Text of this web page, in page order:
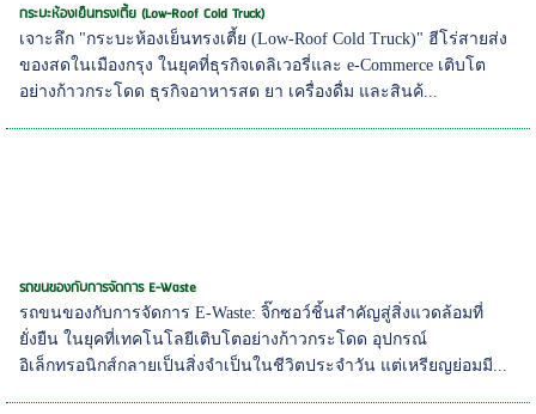
กระบะห้องเย็นทรงเตี้ย (Low-Roof Cold Truck)
เจาะลึก "กระบะห้องเย็นทรงเตี้ย (Low-Roof Cold Truck)" ฮีโร่สายส่ง
ของสดในเมืองกรุง ในยุคที่ธุรกิจเดลิเวอรี่และ e-Commerce เติบโต
อย่างก้าวกระโดด ธุรกิจอาหารสด ยา เครื่องดื่ม และสินค้...
รถขนของกับการจัดการ E-Waste
รถขนของกับการจัดการ E-Waste: จิ๊กซอว์ชิ้นสำคัญสู่สิ่งแวดล้อมที่
ยั่งยืน ในยุคที่เทคโนโลยีเติบโตอย่างก้าวกระโดด อุปกรณ์
อิเล็กทรอนิกส์กลายเป็นสิ่งจำเป็นในชีวิตประจำวัน แต่เหรียญย่อมมี...